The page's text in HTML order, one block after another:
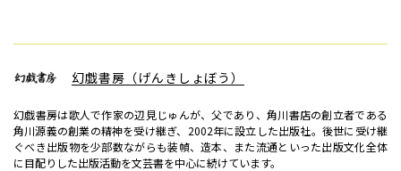
幻戯書房（げんきしょぼう）
幻戯書房は歌人で作家の辺見じゅんが、父であり、角川書店の創立者である
角川源義の創業の精神を受け継ぎ、2002年に設立した出版社。後世に受け継
ぐべき出版物を少部数ながらも装幀、造本、また流通といった出版文化全体
に目配りした出版活動を文芸書を中心に続けています。